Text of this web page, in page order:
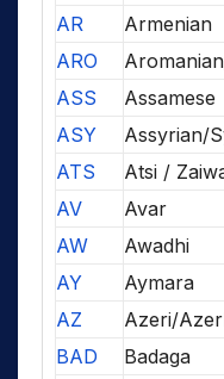
AR
Armenian
ARO
ASS
Assamese
ASY
Assyrian/
ATS
Atsi /
AV
Avar
AW
Awadhi
AY
Aymara
AZ
Azeri/
BAD
Badaga